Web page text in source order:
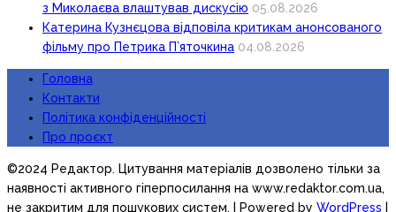
з Миколаєва влаштував дискусію 05.08.2026
Катерина Кузнєцова відповіла критикам анонсованого
фільму про Петрика П’яточкина 04.08.2026
Головна
Контакти
Політика конфіденційності
Про проєкт
©2024 Редактор. Цитування матеріалів дозволено тільки за
наявності активного гіперпосилання на www.redaktor.com.ua,
не закритим для пошукових систем. | Powered by WordPress